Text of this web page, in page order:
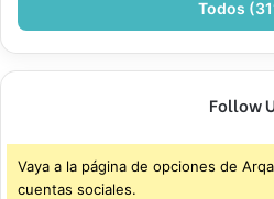
Todos
Follow
Vaya a la página de opciones de
cuentas sociales.